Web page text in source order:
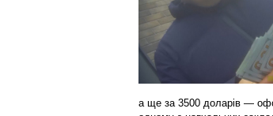
а ще за 3500 доларів —